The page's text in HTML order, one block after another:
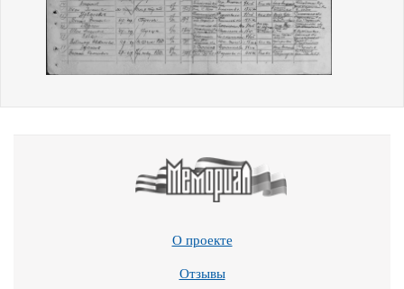
О проекте
Отзывы